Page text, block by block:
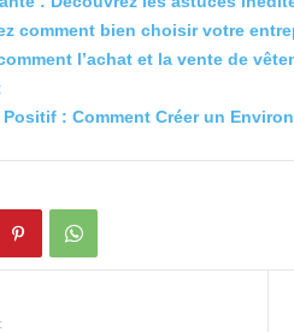
comment bien choisir votre
l’achat et la vente de
: Comment Créer un